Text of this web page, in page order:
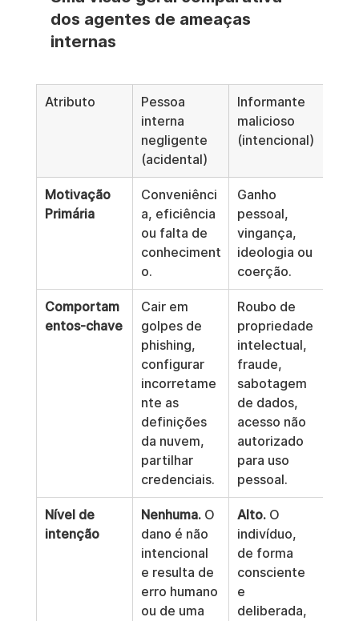
dos agentes de ameaças
internas
Atributo
Pessoa
interna
negligente
(acidental)
Informante
malicioso
(intencional)
Motivação
Primária
Conveniênci
a, eficiência
ou falta de
conheciment
o.
Ganho
pessoal,
vingança,
ideologia ou
coerção.
Comportam
entos-chave
Cair em
golpes de
phishing,
configurar
incorretame
nte as
definições
da nuvem,
partilhar
credenciais.
Roubo de
propriedade
intelectual,
fraude,
sabotagem
de dados,
acesso não
autorizado
para uso
pessoal.
Nível de
intenção
Nenhuma. O
dano é não
intencional
e resulta de
erro humano
ou de uma
Alto. O
indivíduo,
de forma
consciente
e
deliberada,